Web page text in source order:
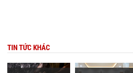
TIN TỨC KHÁC